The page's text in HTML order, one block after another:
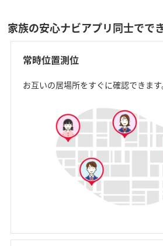
家族の安心ナビアプリ同士でで
常時位置測位
お互いの居場所をすぐに確認できます